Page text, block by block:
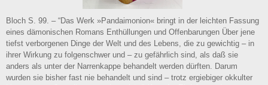
Bloch S. 99. – “Das Werk »Pandaimonion« bringt in der leichten Fassung
eines dämonischen Romans Enthüllungen und Offenbarungen Über jene
tiefst verborgenen Dinge der Welt und des Lebens, die zu gewichtig – in
ihrer Wirkung zu folgenschwer und – zu gefährlich sind, als daß sie
anders als unter der Narrenkappe behandelt werden dürften. Darum
wurden sie bisher fast nie behandelt und sind – trotz ergiebiger okkulter